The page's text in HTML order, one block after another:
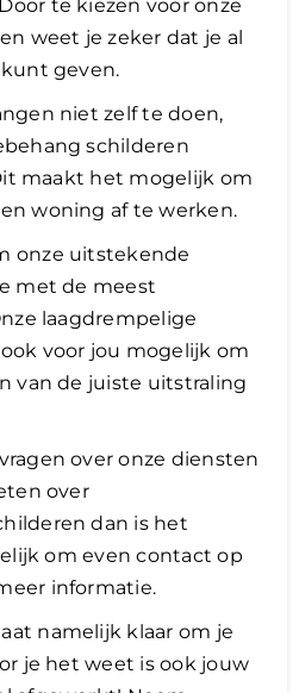
te kiezen voor onze
weet je zeker dat je al
geven.
niet zelf te doen,
schilderen
maakt het mogelijk om
woning af te werken.
onze uitstekende
met de meest
laagdrempelige
voor jou mogelijk om
van de juiste uitstraling
over onze diensten
over
dan is het
om even contact op
informatie.
namelijk klaar om je
je het weet is ook jouw